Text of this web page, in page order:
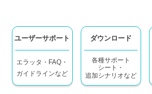
ユーザーサポート
エラッタ・FAQ・
ガイドラインなど
ダウンロード
各種サポート
シート・
追加シナリオなど